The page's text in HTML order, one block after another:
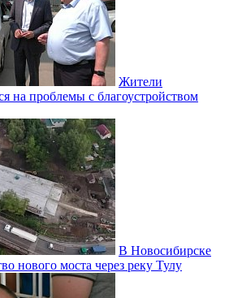
Жители
на проблемы с благоустройством
В Новосибирске
нового моста через реку Тулу